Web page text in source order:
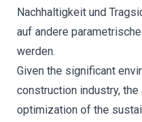
Nachhaltigkeit und
auf andere
werden.
Given the significant
construction industry,
optimization of the